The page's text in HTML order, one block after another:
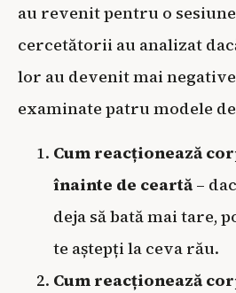
au revenit pentru o
cercetătorii au analizat
lor au devenit mai
examinate patru modele
Cum reacționează
înainte de ceartă –
deja să bată mai tare,
te aștepți la ceva rău.
Cum reacționează